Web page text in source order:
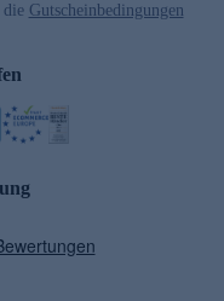
die Gutscheinbedingungen